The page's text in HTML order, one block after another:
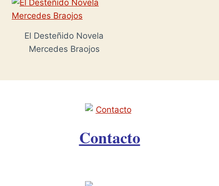
El Desteñido Novela
Mercedes Braojos
Contacto